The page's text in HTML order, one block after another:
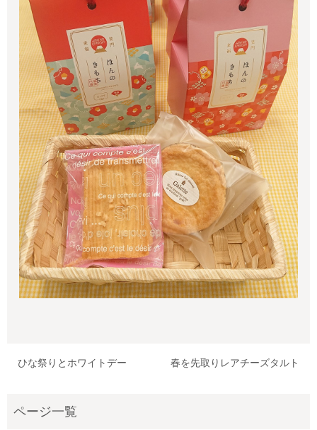
ひな祭りとホワイトデー 春を先取りレアチーズタルト